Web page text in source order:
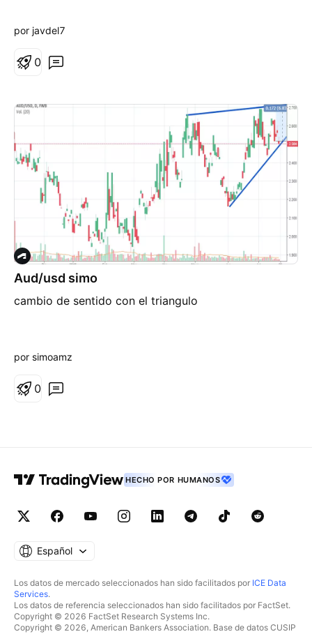
por javdel7
0
Aud/usd simo
cambio de sentido con el triangulo
por simoamz
0
HECHO POR HUMANOS
Español
Los datos de mercado seleccionados han sido facilitados por ICE Data
Services.
Los datos de referencia seleccionados han sido facilitados por FactSet.
Copyright © 2026 FactSet Research Systems Inc.
Copyright © 2026, American Bankers Association. Base de datos CUSIP